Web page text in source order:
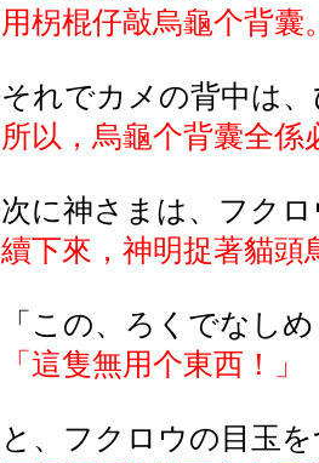
用柺棍仔敲烏龜个背囊
それでカメの背中は
所以，烏龜个背囊全係
次に神さまは、フク
續下來，神明捉著貓頭
「この、ろくでなし
「這隻無用个東西！」
と、フクロウの目玉